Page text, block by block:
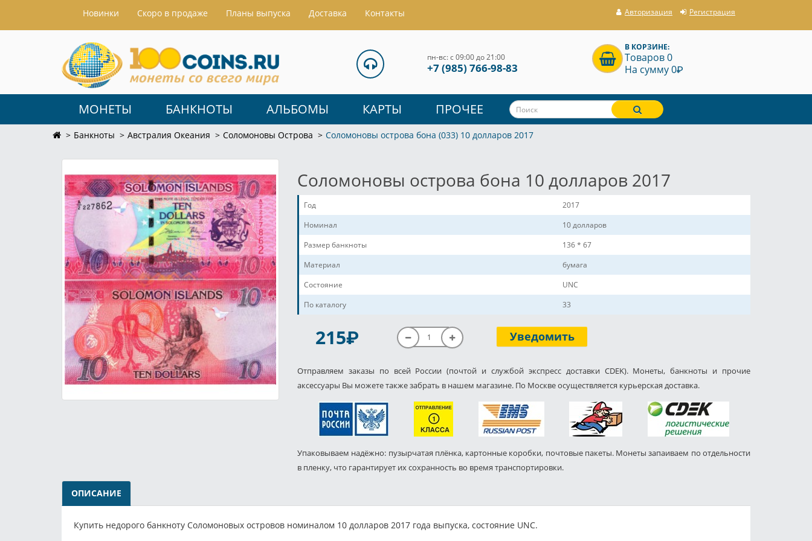
Hовинки Скоро в продаже Планы выпуска Доставка Контакты Авторизация Регистрация
пн-вс: с 09:00 до 21:00
+7 (985) 766-98-83
В КОРЗИНЕ:
Товаров 0
На сумму 0P
МОНЕТЫ БАНКНОТЫ АЛЬБОМЫ КАРТЫ ПРОЧЕЕ
Банкноты Австралия Океания Соломоновы Острова Соломоновы острова бона (033) 10 долларов 2017
Соломоновы острова бона 10 долларов 2017
Год
2017
Номинал
10 долларов
Размер банкноты
136 * 67
Материал
бумага
Состояние
UNC
По каталогу
33
215P Уведомить
Отправляем заказы по всей России (почтой и службой экспресс доставки CDEK). Монеты, банкноты и прочие
аксессуары Вы можете также забрать в нашем магазине. По Москве осуществляется курьерская доставка.
Упаковываем надёжно: пузырчатая плёнка, картонные коробки, почтовые пакеты. Монеты запаиваем по отдельности
в пленку, что гарантирует их сохранность во время транспортировки.
ОПИСАНИЕ
Купить недорого банкноту Соломоновых островов номиналом 10 долларов 2017 года выпуска, состояние UNC.